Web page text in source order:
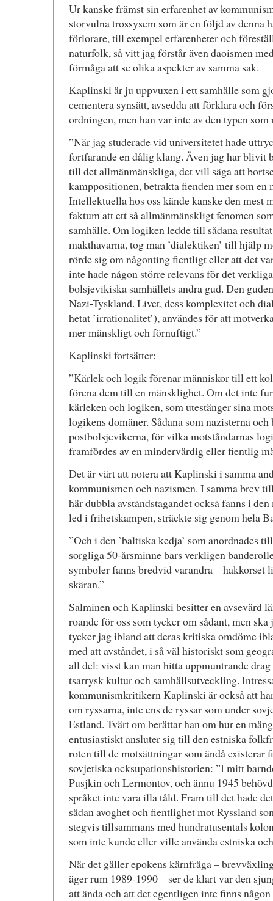
Ur kanske främst sin erfarenhet av
storvulna trossysem som är en följd av denna
förlorare, till exempel erfarenheter och
naturfolk, så vitt jag förstår även daoismen
förmåga att se olika aspekter av samma sak.
Kaplinski är ju uppvuxen i ett samhälle som
cementera synsätt, avsedda att förklara och
ordningen, men han var inte av den typen
”När jag studerade vid universitetet hade
fortfarande en dålig klang. Även jag har blivit
till det allmänmänskliga, det vill säga att
kamppositionen, betrakta fienden mer som en
Intellektuella hos oss kände kanske den mest
faktum att ett så allmänmänskligt fenomen
samhälle. Om logiken ledde till sådana
makthavarna, tog man ’dialektiken’ till hjälp
rörde sig om någonting fientligt eller att det
inte hade någon större relevans för det
bolsjevikiska samhällets andra gud. Den
Nazi-Tyskland. Livet, dess komplexitet och
hetat ’irrationalitet’), användes för att
mer mänskligt och förnuftigt.”
Kaplinski fortsätter:
”Kärlek och logik förenar människor till ett
förena dem till en mänsklighet. Om det inte
kärleken och logiken, som utestänger sina
logikens domäner. Sådana som nazisterna
postbolsjevikerna, för vilka motståndarnas
framfördes av en mindervärdig eller fientlig
Det är värt att notera att Kaplinski i samma
kommunismen och nazismen. I samma brev
här dubbla avståndstagandet också fanns i
led i frihetskampen, sträckte sig genom hela
”Och i den ’baltiska kedja’ som anordnades
sorgliga 50-årsminne bars verkligen
symboler fanns bredvid varandra – hakkorset
skäran.”
Salminen och Kaplinski besitter en avsevärd
roande för oss som tycker om sådant, men
tycker jag ibland att deras kritiska omdöme
med att avståndet, i så väl historiskt som
all del: visst kan man hitta uppmuntrande
tsarrysk kultur och samhällsutveckling.
kommunismkritikern Kaplinski är också att
om ryssarna, inte ens de ryssar som under
Estland. Tvärt om berättar han om hur en
entusiastiskt ansluter sig till den estniska
roten till de motsättningar som ändå existerar
sovjetiska ocksupationshistorien: ”I mitt
Pusjkin och Lermontov, och ännu 1945
språket inte vara illa tåld. Fram till det hade
sådan avoghet och fientlighet mot Ryssland
stegvis tillsammans med hundratusentals
som inte kunde eller ville använda estniska
När det gäller epokens kärnfråga –
äger rum 1989-1990 – ser de klart var den
att ända och att det egentligen inte finns